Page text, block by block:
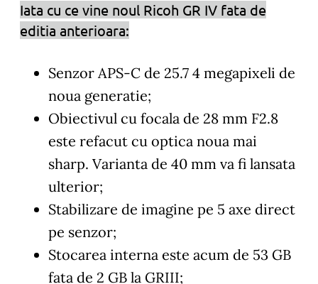
Iata cu ce vine noul Ricoh GR IV fata de
editia anterioara:
Senzor APS-C de 25.7 4 megapixeli de
noua generatie;
Obiectivul cu focala de 28 mm F2.8
este refacut cu optica noua mai
sharp. Varianta de 40 mm va fi lansata
ulterior;
Stabilizare de imagine pe 5 axe direct
pe senzor;
Stocarea interna este acum de 53 GB
fata de 2 GB la GRIII;